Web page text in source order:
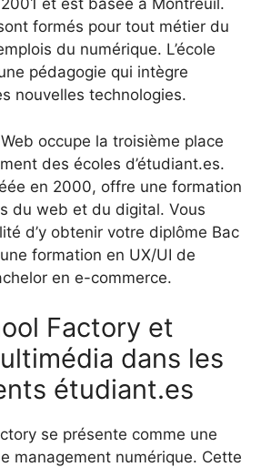
et est basée à Montreuil.
formés pour tout métier du
du numérique. L’école
pédagogie qui intègre
nouvelles technologies.
Web occupe la troisième place
des écoles d’étudiant.es.
en 2000, offre une formation
du web et du digital. Vous
d’y obtenir votre diplôme Bac
formation en UX/UI de
en e-commerce.
Factory et
dans les
étudiant.es
se présente comme une
management numérique. Cette